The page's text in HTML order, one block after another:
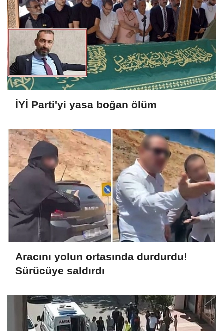
İYİ Parti'yi yasa boğan ölüm
Aracını yolun ortasında durdurdu!
Sürücüye saldırdı